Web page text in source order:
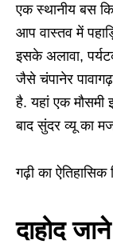
एक स्थानीय बस
आप वास्तव में
इसके अलावा,
जैसे चंपानेर
है. यहां एक
बाद सुंदर व्यू का
गढ़ी का
दाहोद